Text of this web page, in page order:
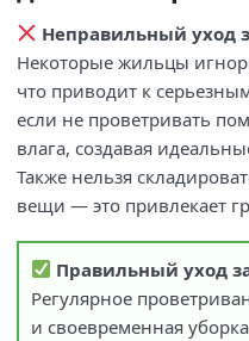
Неправильный уход
Некоторые жильцы
что приводит к
если не проветривать
влага, создавая
Также нельзя
вещи — это привлекает
Правильный уход
Регулярное
и своевременная